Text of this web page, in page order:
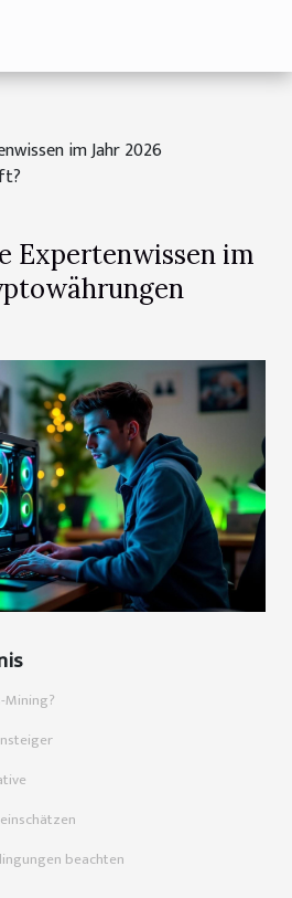
im Jahr 2026
Expertenwissen im
beachten